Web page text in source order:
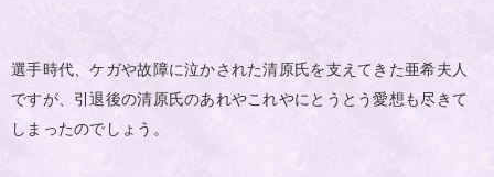
選手時代、ケガや故障に泣かされた清原氏を支えてきた亜希夫人
ですが、引退後の清原氏のあれやこれやにとうとう愛想も尽きて
しまったのでしょう。